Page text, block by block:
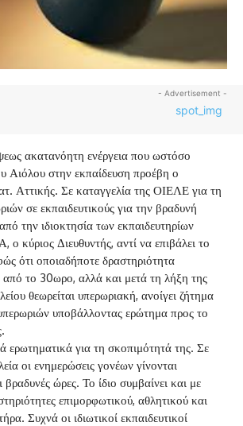
- Advertisement -
ακατανόητη ενέργεια που ωστόσο
Αιόλου στην εκπαίδευση προέβη ο
Αττικής. Σε καταγγελία της ΟΙΕΛΕ για τη
σε εκπαιδευτικούς για την βραδυνή
την ιδιοκτησία των εκπαιδευτηρίων
Διευθυντής, αντί να επιβάλει το
ότι οποιαδήποτε δραστηριότητα
από το 30ωρο, αλλά και μετά τη λήξη της
θεωρείται υπερωριακή, ανοίγει ζήτημα
υποβάλλοντας ερώτημα προς το
ερωτηματικά για τη σκοπιμότητά της. Σε
οι ενημερώσεις γονέων γίνονται
βραδυνές ώρες. Το ίδιο συμβαίνει και με
επιμορφωτικού, αθλητικού και
Συχνά οι ιδιωτικοί εκπαιδευτικοί